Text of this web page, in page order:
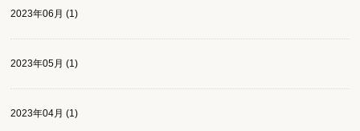
2023年06月 (1)
2023年05月 (1)
2023年04月 (1)